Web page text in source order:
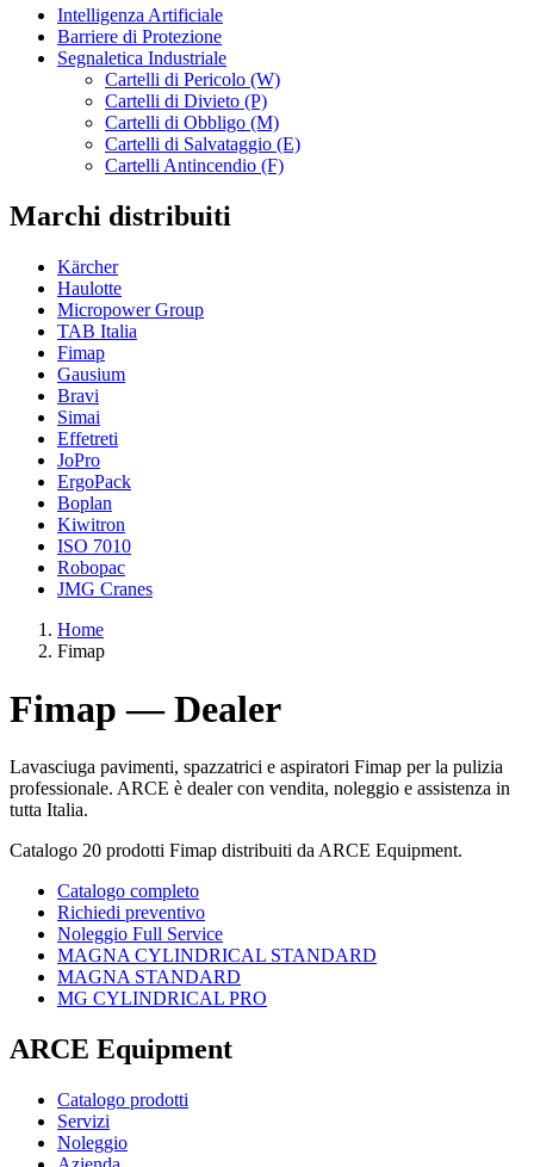
Intelligenza Artificiale
Barriere di Protezione
Segnaletica Industriale
Cartelli di Pericolo (W)
Cartelli di Divieto (P)
Cartelli di Obbligo (M)
Cartelli di Salvataggio (E)
Cartelli Antincendio (F)
Marchi distribuiti
Kärcher
Haulotte
Micropower Group
TAB Italia
Fimap
Gausium
Bravi
Simai
Effetreti
JoPro
ErgoPack
Boplan
Kiwitron
ISO 7010
Robopac
JMG Cranes
Home
Fimap
Fimap — Dealer
Lavasciuga pavimenti, spazzatrici e aspiratori Fimap per la pulizia
professionale. ARCE è dealer con vendita, noleggio e assistenza in
tutta Italia.
Catalogo 20 prodotti Fimap distribuiti da ARCE Equipment.
Catalogo completo
Richiedi preventivo
Noleggio Full Service
MAGNA CYLINDRICAL STANDARD
MAGNA STANDARD
MG CYLINDRICAL PRO
ARCE Equipment
Catalogo prodotti
Servizi
Noleggio